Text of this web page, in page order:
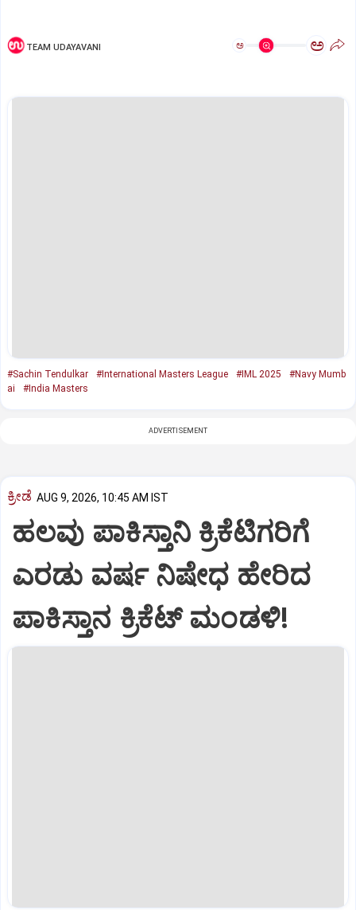
TEAM UDAYAVANI ಅ ಅ
#Sachin Tendulkar #International Masters League #IML 2025
#Navy Mumb
ai
#India Masters
ADVERTISEMENT
ಕ್ರೀಡೆ AUG 9, 2026, 10:45 AM IST
ಹಲವು ಪಾಕಿಸ್ತಾನಿ ಕ್ರಿಕೆಟಿಗರಿಗೆ
ಎರಡು ವರ್ಷ ನಿಷೇಧ ಹೇರಿದ
ಪಾಕಿಸ್ತಾನ ಕ್ರಿಕೆಟ್‌ ಮಂಡಳಿ!